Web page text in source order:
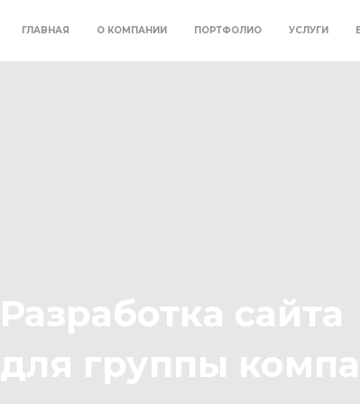
ГЛАВНАЯ О КОМПАНИИ ПОРТФОЛИО УСЛУГИ
Разработка сайта
для группы